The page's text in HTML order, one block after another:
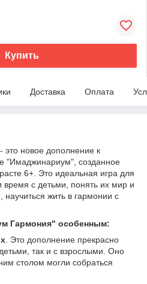
Купить
Доставка Оплата
новое дополнение к
"Имаджинариум", созданное
6+. Это идеальная игра для
время с детьми, понять их мир и
жить в гармонии с
Гармония" особенным:
. Это дополнение прекрасно
так и с взрослыми. Оно
столом могли собраться